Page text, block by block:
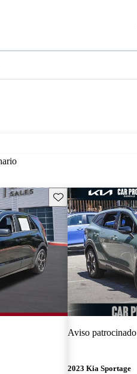
Guarda este Aviso
Aviso patrocinado
2023 Kia Sportage